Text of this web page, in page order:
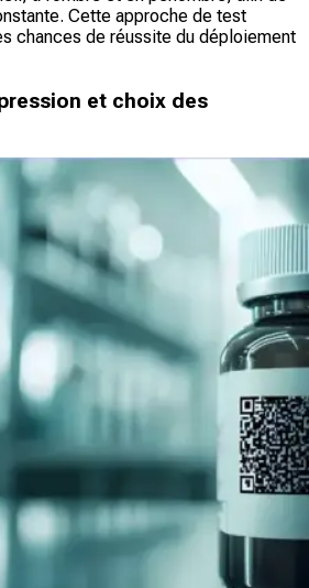
Cette approche de test
chances de réussite du déploiement
et choix des